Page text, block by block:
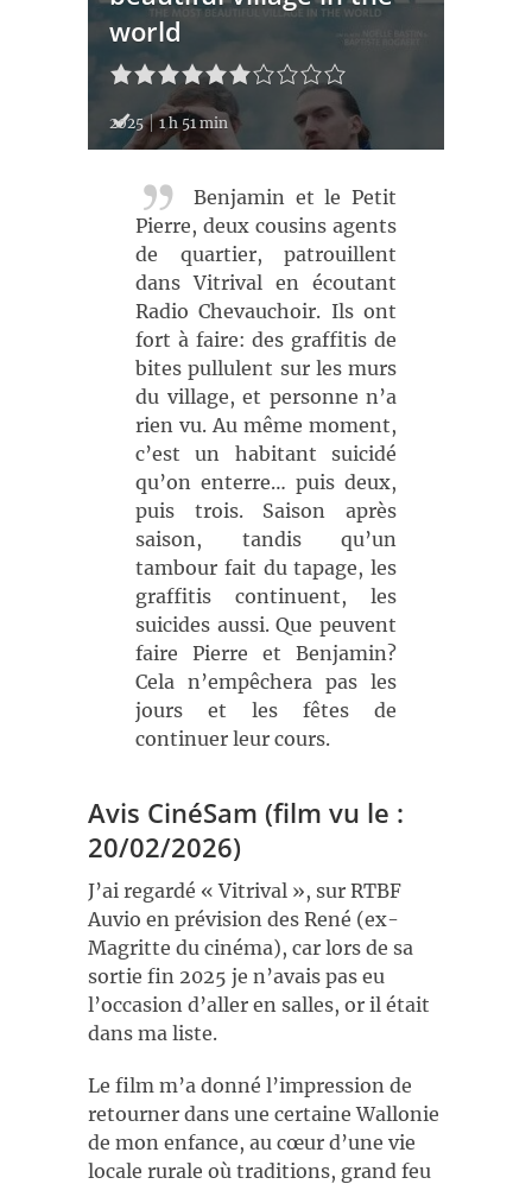
world
2025 1 h 51 min
Benjamin et le Petit
Pierre, deux cousins agents
de quartier, patrouillent
dans Vitrival en écoutant
Radio Chevauchoir. Ils ont
fort à faire: des graffitis de
bites pullulent sur les murs
du village, et personne n’a
rien vu. Au même moment,
c’est un habitant suicidé
qu’on enterre… puis deux,
puis trois. Saison après
saison, tandis qu’un
tambour fait du tapage, les
graffitis continuent, les
suicides aussi. Que peuvent
faire Pierre et Benjamin?
Cela n’empêchera pas les
jours et les fêtes de
continuer leur cours.
Avis CinéSam (film vu le :
20/02/2026)
J’ai regardé « Vitrival », sur RTBF
Auvio en prévision des René (ex-
Magritte du cinéma), car lors de sa
sortie fin 2025 je n’avais pas eu
l’occasion d’aller en salles, or il était
dans ma liste.
Le film m’a donné l’impression de
retourner dans une certaine Wallonie
de mon enfance, au cœur d’une vie
locale rurale où traditions, grand feu